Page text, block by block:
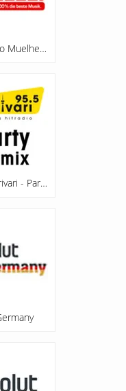
92.9 Radio Muelheim
95.5 Charivari - Party Hitmix